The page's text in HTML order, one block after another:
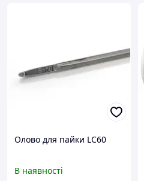
Олово для пайки LC60
В наявності